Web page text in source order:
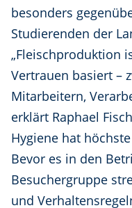
besonders
Studierenden der
„Fleischproduktion
Vertrauen basiert –
Mitarbeitern,
erklärt Raphael
Hygiene hat
Bevor es in den
Besuchergruppe
und